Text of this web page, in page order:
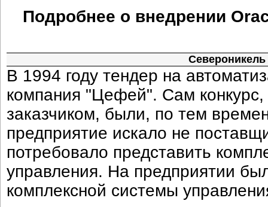
Подробнее о внедрении
В 1994 году тендер на
компания "Цефей". Сам
заказчиком, были, по тем
предприятие искало не
потребовало представить
управления. На предприятии
комплексной системы